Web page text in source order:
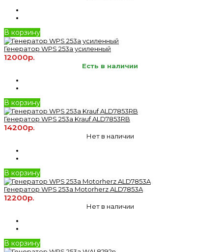
В корзину
Генератор WPS 253a усиленный
12000р.
Есть в наличии
В корзину
Генератор WPS 253а Krauf ALD7853RB
14200р.
Нет в наличии
В корзину
Генератор WPS 253а Motorherz ALD7853A
12200р.
Нет в наличии
В корзину